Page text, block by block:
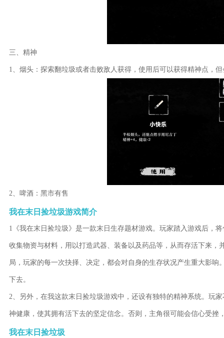
三、精神
1、烟头：探索翻垃圾或者击败敌人获得，使用后可以获得精神点，
2、啤酒：黑市有售
我在末日捡垃圾游戏简介
1《我在末日捡垃圾》是一款末日生存题材游戏。玩家踏入游戏后，
收集物资与材料，用以打造武器、装备以及药品等，从而存活下来
局，玩家的每一次抉择、决定，都会对自身的生存状况产生重大影
下去。
2、另外，在我这款末日捡垃圾游戏中，还设有独特的精神系统。玩
神健康，使其拥有活下去的坚定信念。否则，主角很可能会信心受
我在末日捡垃圾